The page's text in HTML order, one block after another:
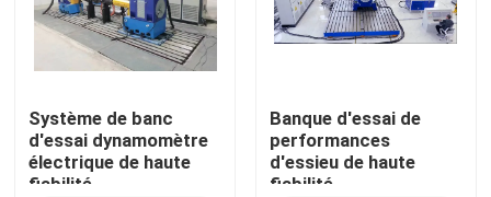
À la maison
Système de banc
d'essai dynamomètre
électrique de haute
fiabilité
Banque d'essai de
performances
d'essieu de haute
fiabilité